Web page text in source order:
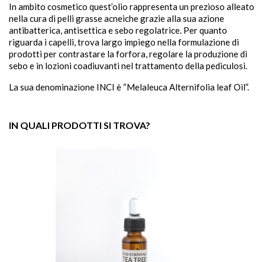

In ambito cosmetico quest’olio rappresenta un prezioso alleato
nella cura di pelli grasse acneiche grazie alla sua azione
antibatterica, antisettica e sebo regolatrice. Per quanto
riguarda i capelli, trova largo impiego nella formulazione di
prodotti per contrastare la forfora, regolare la produzione di
sebo e in lozioni coadiuvanti nel trattamento della pediculosi.
La sua denominazione INCI è “Melaleuca Alternifolia leaf Oil”.
IN QUALI PRODOTTI SI TROVA?